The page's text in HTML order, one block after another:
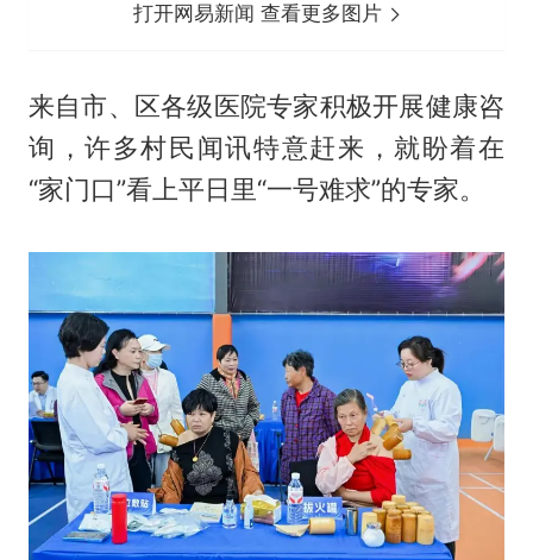
打开网易新闻 查看更多图片
来自市、区各级医院专家积极开展健康咨
询，许多村民闻讯特意赶来，就盼着在
“家门口”看上平日里“一号难求”的专家。